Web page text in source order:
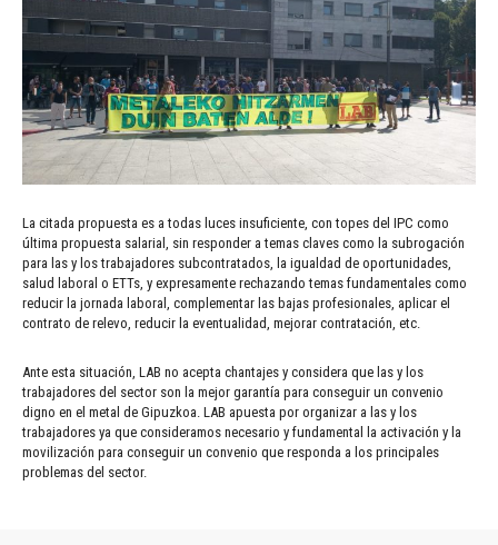
La citada propuesta es a todas luces insuficiente, con topes del IPC como
última propuesta salarial, sin responder a temas claves como la subrogación
para las y los trabajadores subcontratados, la igualdad de oportunidades,
salud laboral o ETTs, y expresamente rechazando temas fundamentales como
reducir la jornada laboral, complementar las bajas profesionales, aplicar el
contrato de relevo, reducir la eventualidad, mejorar contratación, etc.
Ante esta situación, LAB no acepta chantajes y considera que las y los
trabajadores del sector son la mejor garantía para conseguir un convenio
digno en el metal de Gipuzkoa. LAB apuesta por organizar a las y los
trabajadores ya que consideramos necesario y fundamental la activación y la
movilización para conseguir un convenio que responda a los principales
problemas del sector.